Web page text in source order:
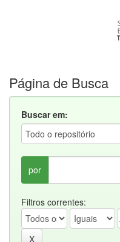
Página de Busca
Buscar em:
por
Filtros correntes: